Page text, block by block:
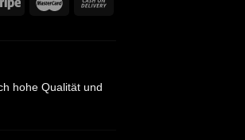
hohe Qualität und